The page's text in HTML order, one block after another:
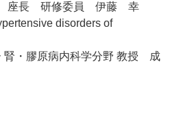
座長 研修委員 伊藤 幸
disorders of
腎・膠原病内科学分野 教授 成